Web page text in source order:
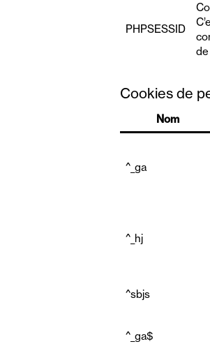
PHPSESSID
Cookies de
Nom
^_ga
^_hj
^sbjs
^_ga$